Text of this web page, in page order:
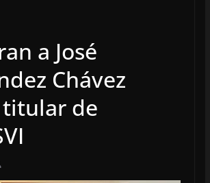
a José
Chávez
de